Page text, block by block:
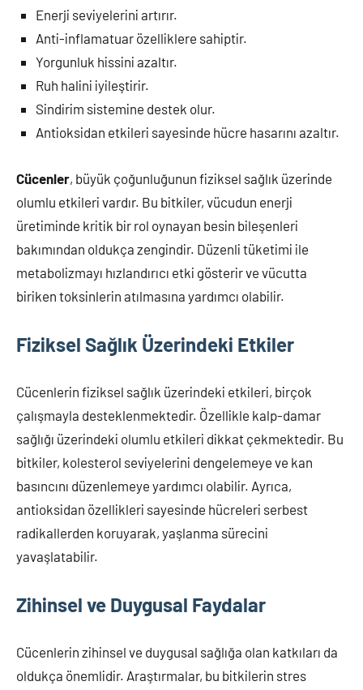
Enerji seviyelerini artırır.
Anti-inflamatuar özelliklere sahiptir.
Yorgunluk hissini azaltır.
Ruh halini iyileştirir.
Sindirim sistemine destek olur.
Antioksidan etkileri sayesinde hücre hasarını azaltır.
Cücenler, büyük çoğunluğunun fiziksel sağlık üzerinde
olumlu etkileri vardır. Bu bitkiler, vücudun enerji
üretiminde kritik bir rol oynayan besin bileşenleri
bakımından oldukça zengindir. Düzenli tüketimi ile
metabolizmayı hızlandırıcı etki gösterir ve vücutta
biriken toksinlerin atılmasına yardımcı olabilir.
Fiziksel Sağlık Üzerindeki Etkiler
Cücenlerin fiziksel sağlık üzerindeki etkileri, birçok
çalışmayla desteklenmektedir. Özellikle kalp-damar
sağlığı üzerindeki olumlu etkileri dikkat çekmektedir. Bu
bitkiler, kolesterol seviyelerini dengelemeye ve kan
basıncını düzenlemeye yardımcı olabilir. Ayrıca,
antioksidan özellikleri sayesinde hücreleri serbest
radikallerden koruyarak, yaşlanma sürecini
yavaşlatabilir.
Zihinsel ve Duygusal Faydalar
Cücenlerin zihinsel ve duygusal sağlığa olan katkıları da
oldukça önemlidir. Araştırmalar, bu bitkilerin stres